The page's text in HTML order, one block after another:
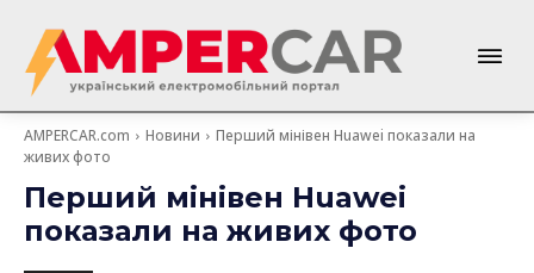
AMPERCAR.com Новини
Перший мінівен Huawei показали на
живих фото
Перший мінівен Huawei
показали на живих фото